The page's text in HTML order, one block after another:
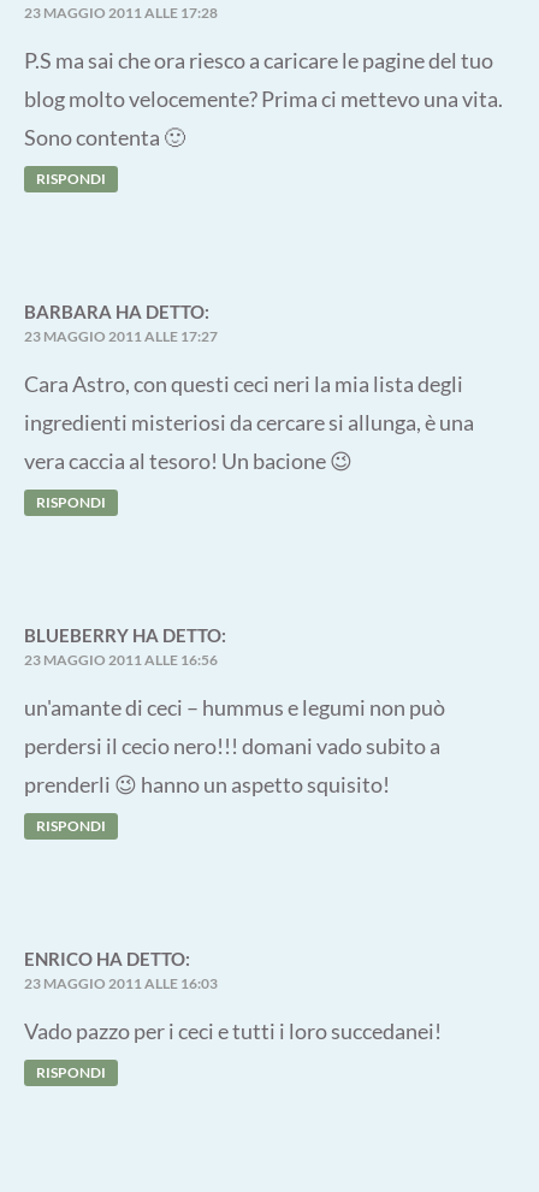
23 MAGGIO 2011 ALLE 17:28
P.S ma sai che ora riesco a caricare le pagine del tuo
blog molto velocemente? Prima ci mettevo una vita.
Sono contenta 🙂
RISPONDI
BARBARA HA DETTO:
23 MAGGIO 2011 ALLE 17:27
Cara Astro, con questi ceci neri la mia lista degli
ingredienti misteriosi da cercare si allunga, è una
vera caccia al tesoro! Un bacione 😉
RISPONDI
BLUEBERRY HA DETTO:
23 MAGGIO 2011 ALLE 16:56
un'amante di ceci – hummus e legumi non può
perdersi il cecio nero!!! domani vado subito a
prenderli 😉 hanno un aspetto squisito!
RISPONDI
ENRICO HA DETTO:
23 MAGGIO 2011 ALLE 16:03
Vado pazzo per i ceci e tutti i loro succedanei!
RISPONDI